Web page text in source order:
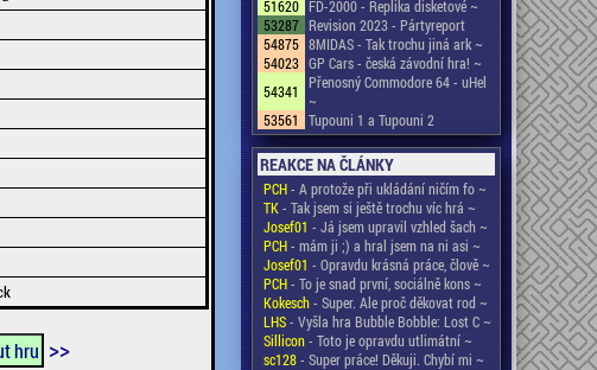
hru >>
51620 FD-2000 - Replika disketové ~
53287 Revision 2023 - Pártyreport
54875 8MIDAS - Tak trochu jiná ark ~
54023 GP Cars - česká závodní hra! ~
54341
Přenosný Commodore 64 - uHel
~
53561
Tupouni 1 a Tupouni 2
REAKCE NA ČLÁNKY
PCH- A protože při ukládání ničím fo ~
TK- Tak jsem si ještě trochu víc hrá ~
Josef01 - Já jsem upravil vzhled šach ~
PCH- mám ji ;) a hral jsem na ni asi ~
Josef01 - Opravdu krásná práce, člově ~
PCH- To je snad první, sociálně kons ~
Kokesch- Super. Ale proč děkovat rod ~
LHS- Vyšla hra Bubble Bobble: Lost C ~
Sillicon- Toto je opravdu utlimátní ~
sc128- Super práce! Děkuji. Chybí mi ~